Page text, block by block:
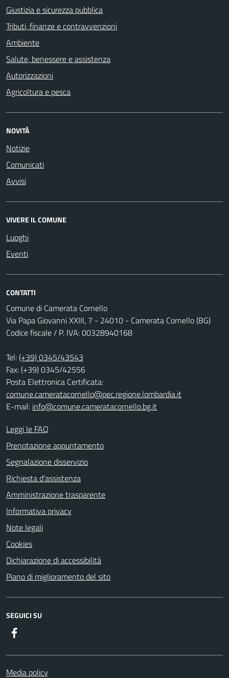
Giustizia e sicurezza pubblica
Tributi, finanze e contravvenzioni
Ambiente
Salute, benessere e assistenza
Autorizzazioni
Agricoltura e pesca
NOVITÀ
Notizie
Comunicati
Avvisi
VIVERE IL COMUNE
Luoghi
Eventi
CONTATTI
Comune di Camerata Cornello
Via Papa Giovanni XXIII, 7 - 24010 - Camerata Cornello (BG)
Codice fiscale / P. IVA: 00328940168
Tel:(+39) 0345/43543
Fax: (+39) 0345/42556
Posta Elettronica Certificata:
comune.cameratacornello@pec.regione.lombardia.it
E-mail: info@comune.cameratacornello.bg.it
Leggi le FAQ
Prenotazione appuntamento
Segnalazione disservizio
Richiesta d'assistenza
Amministrazione trasparente
Informativa privacy
Note legali
Cookies
Dichiarazione di accessibilità
Piano di miglioramento del sito
SEGUICI SU
Media policy